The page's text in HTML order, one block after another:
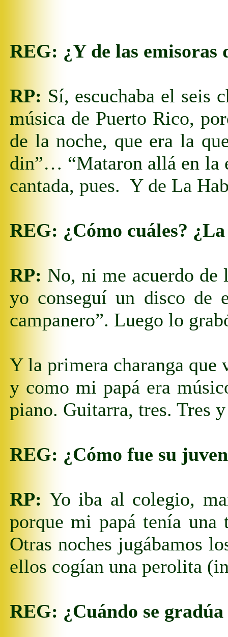
REG: ¿Y de las
RP: Sí, escuchaba el seis
música de Puerto Rico,
de la noche, que era la
din”… “Mataron allá en la
cantada, pues. Y de La Ha
REG: ¿Cómo cuáles?
RP: No, ni me acuerdo de
yo conseguí un disco de
campanero”. Luego lo
Y la primera charanga que
y como mi papá era
piano. Guitarra, tres. Tres
REG: ¿Cómo fue su
RP: Yo iba al colegio,
porque mi papá tenía una
Otras noches jugábamos
ellos cogían una perolita
REG: ¿Cuándo se